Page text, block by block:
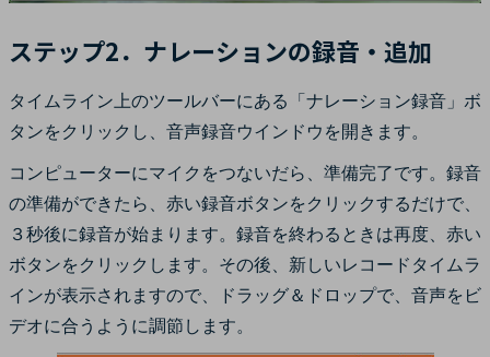
ステップ2．ナレーションの録音・追加
タイムライン上のツールバーにある「ナレーション録音」ボ
タンをクリックし、音声録音ウインドウを開きます。
コンピューターにマイクをつないだら、準備完了です。録音
の準備ができたら、赤い録音ボタンをクリックするだけで、
３秒後に録音が始まります。録音を終わるときは再度、赤い
ボタンをクリックします。その後、新しいレコードタイムラ
インが表示されますので、ドラッグ＆ドロップで、音声をビ
デオに合うように調節します。